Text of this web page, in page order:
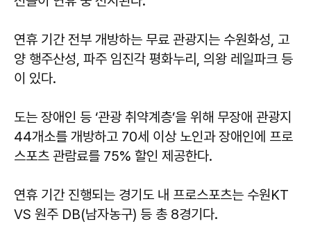
연휴 기간 전부 개방하는 무료 관광지는 수원화성, 고
양 행주산성, 파주 임진각 평화누리, 의왕 레일파크 등
이 있다.
도는 장애인 등 ‘관광 취약계층’을 위해 무장애 관광지
44개소를 개방하고 70세 이상 노인과 장애인에 프로
스포츠 관람료를 75% 할인 제공한다.
연휴 기간 진행되는 경기도 내 프로스포츠는 수원KT
VS 원주 DB(남자농구) 등 총 8경기다.